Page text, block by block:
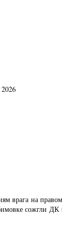
на
сожгли